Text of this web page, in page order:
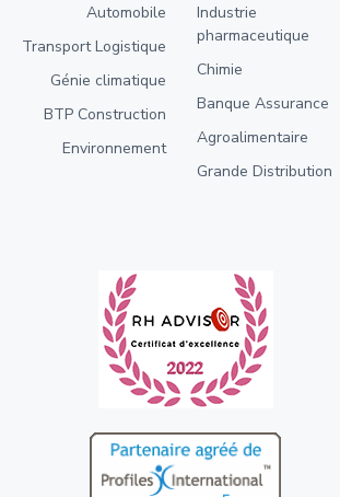
Automobile
Transport Logistique
Génie climatique
BTP Construction
Environnement
Industrie
pharmaceutique
Chimie
Banque Assurance
Agroalimentaire
Grande Distribution